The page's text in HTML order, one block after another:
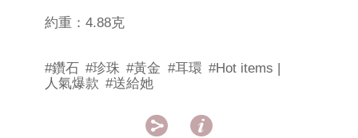
約重：4.88克
#鑽石 #珍珠 #黃金 #耳環 #Hot items |
人氣爆款 #送給她
 